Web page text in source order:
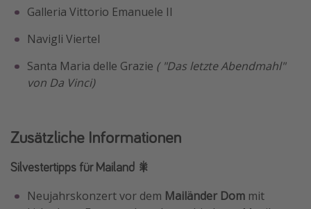
Galleria Vittorio Emanuele II
Navigli Viertel
Santa Maria delle Grazie ( "Das letzte Abendmahl"
von Da Vinci)
Zusätzliche Informationen
Silvestertipps für Mailand 🎇
Neujahrskonzert vor dem Mailänder Dom mit